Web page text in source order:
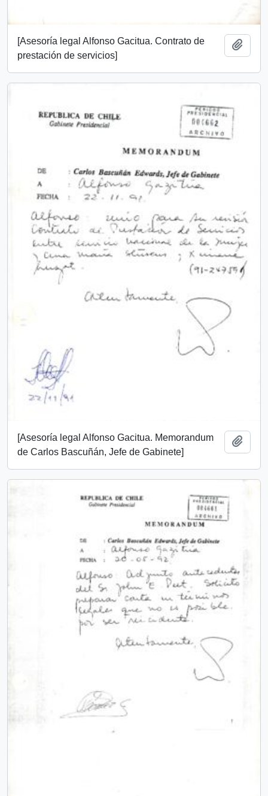
[Asesoría legal Alfonso Gacitua. Contrato de
prestación de servicios]
[Asesoría legal Alfonso Gacitua. Memorandum
de Carlos Bascuñán, Jefe de Gabinete]